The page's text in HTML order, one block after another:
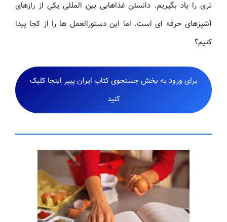
تری را یاد بگیریم. دانستن غذاهایی بین المللی یکی از رازهای
آشپزهای حرفه ای است. اما این دستورالعمل ها را از کجا پیدا
کنیم؟
برای ورود به بخش جستجوی کتاب ایران پیپر اینجا کلیک
کنید